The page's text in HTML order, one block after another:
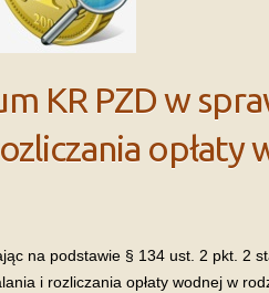
KR PZD w
opłaty
na podstawie § 134 ust. 2 pkt. 2
i rozliczania opłaty wodnej w